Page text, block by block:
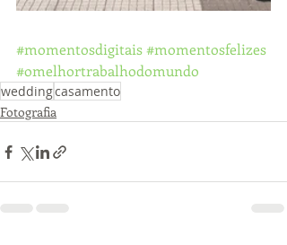
#momentosdigitais#momentosfelizes
#omelhortrabalhodomundo
weddingcasamento
Fotografia